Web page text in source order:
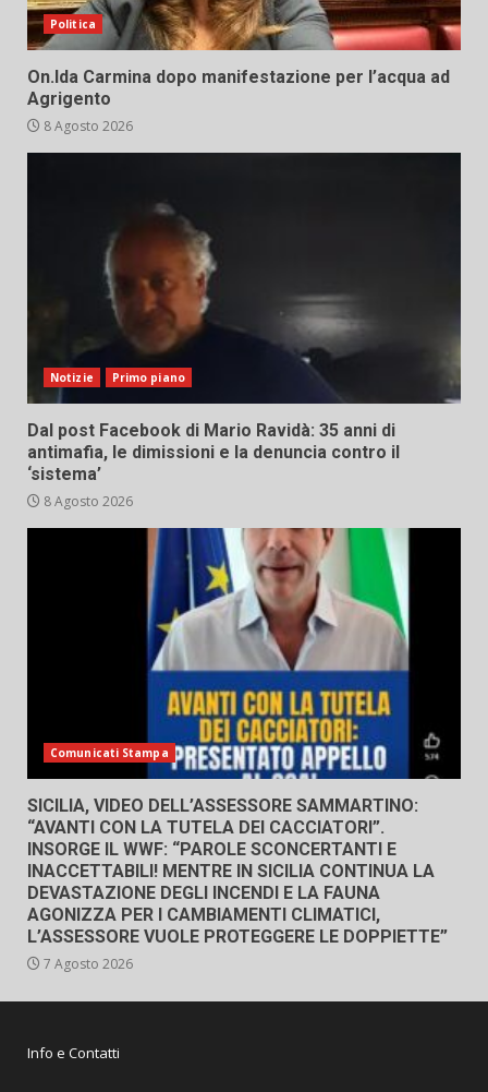
Politica
On.Ida Carmina dopo manifestazione per l’acqua ad
Agrigento
8 Agosto 2026
Notizie Primo piano
Dal post Facebook di Mario Ravidà: 35 anni di
antimafia, le dimissioni e la denuncia contro il
‘sistema’
8 Agosto 2026
Comunicati Stampa
SICILIA, VIDEO DELL’ASSESSORE SAMMARTINO:
“AVANTI CON LA TUTELA DEI CACCIATORI”.
INSORGE IL WWF: “PAROLE SCONCERTANTI E
INACCETTABILI! MENTRE IN SICILIA CONTINUA LA
DEVASTAZIONE DEGLI INCENDI E LA FAUNA
AGONIZZA PER I CAMBIAMENTI CLIMATICI,
L’ASSESSORE VUOLE PROTEGGERE LE DOPPIETTE”
7 Agosto 2026
Info e Contatti